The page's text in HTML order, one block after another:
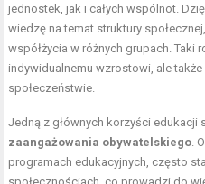
jednostek, jak i całych wspólnot.
wiedzę na temat struktury
współżycia w różnych grupach. Taki
indywidualnemu wzrostowi, ale
społeczeństwie.
Jedną z głównych korzyści edukacji
zaangażowania obywatelskiego .
programach edukacyjnych, często